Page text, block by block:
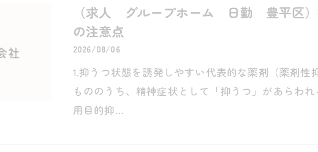
（求人 グループホーム 日勤 豊平区
の注意点
2026/08/06
1.抑うつ状態を誘発しやすい代表的な薬剤（薬剤
もののうち、精神症状として「抑うつ」があらわ
用目的抑…